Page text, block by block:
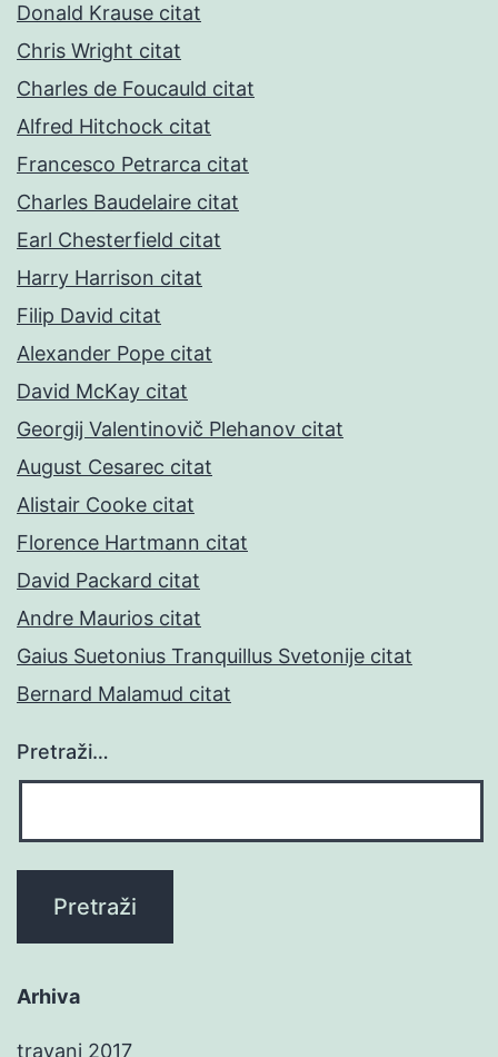
Donald Krause citat
Chris Wright citat
Charles de Foucauld citat
Alfred Hitchock citat
Francesco Petrarca citat
Charles Baudelaire citat
Earl Chesterfield citat
Harry Harrison citat
Filip David citat
Alexander Pope citat
David McKay citat
Georgij Valentinovič Plehanov citat
August Cesarec citat
Alistair Cooke citat
Florence Hartmann citat
David Packard citat
Andre Maurios citat
Gaius Suetonius Tranquillus Svetonije citat
Bernard Malamud citat
Pretraži…
Arhiva
travanj 2017